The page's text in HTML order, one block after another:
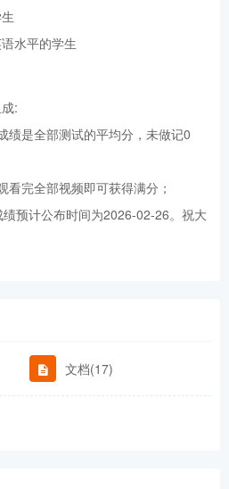
水平的学生
:
绩是全部测试的平均分，未做记0
完全部视频即可获得满分；
预计公布时间为2026-02-26。祝大
文档(17)